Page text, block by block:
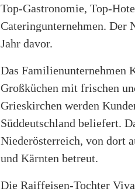
Top-Gastronomie, Top-
Cateringunternehmen. Der
Jahr davor.
Das Familienunternehmen
Großküchen mit frischen
Grieskirchen werden
Süddeutschland beliefert.
Niederösterreich, von dort
und Kärnten betreut.
Die Raiffeisen-Tochter